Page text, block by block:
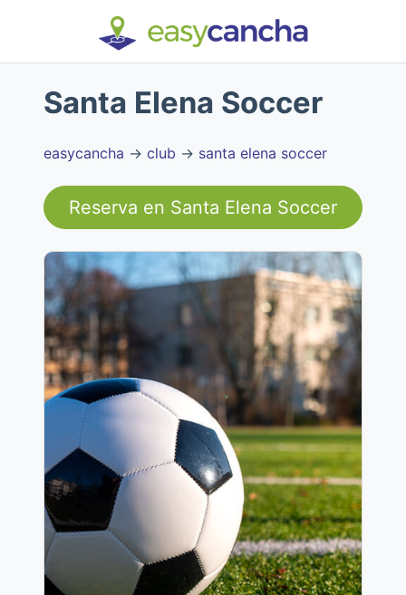
Santa Elena Soccer
easycancha → club → santa elena soccer
Reserva en Santa Elena Soccer